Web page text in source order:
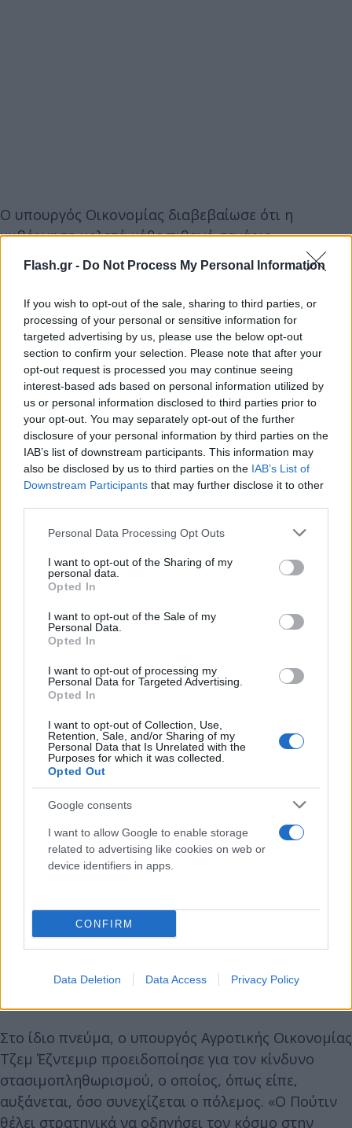
Flash.gr - Do Not Process My Personal Information
If you wish to opt-out of the sale, sharing to third parties, or
processing of your personal or sensitive information for
targeted advertising by us, please use the below opt-out
section to confirm your selection. Please note that after your
opt-out request is processed you may continue seeing
interest-based ads based on personal information utilized by
us or personal information disclosed to third parties prior to
your opt-out. You may separately opt-out of the further
disclosure of your personal information by third parties on the
IAB’s list of downstream participants. This information may
also be disclosed by us to third parties on the IAB’s List of
Downstream Participants that may further disclose it to other
Please note that this website/app uses one or more Google
not limited to your visit or usage behaviour. You may click to
grant or deny consent to Google and its third-party tags to
use your data for below specified purposes in below Google
consent section.
Personal Data Processing Opt Outs
I want to opt-out of the Sharing of my
personal data.
Opted In
I want to opt-out of the Sale of my
Personal Data.
Opted In
I want to opt-out of processing my
Personal Data for Targeted Advertising.
Opted In
I want to opt-out of Collection, Use,
Retention, Sale, and/or Sharing of my
Personal Data that Is Unrelated with the
Purposes for which it was collected.
Opted Out
Google consents
I want to allow Google to enable storage
related to advertising like cookies on web or
device identifiers in apps.
CONFIRM
Data Deletion Data Access Privacy Policy
Ο υπουργός Οικονομίας διαβεβαίωσε ότι η
κυβέρνηση μελετά κάθε πιθανό σενάριο
προκειμένου να αποφευχθούν τα αναμενόμενα
προβλήματα, αλλά επανέλαβε την εκτίμησή του για
«άλματα τιμών» σε περίπτωση διακοπής της
προμήθειας. Το πρόβλημα είναι, εξήγησε, ότι το
ρωσικό πετρέλαιο θα πρέπει να αντικατασταθεί
από πιθανόν ακριβότερες εναλλακτικές, από άλλες
χώρες. Οι απαραίτητες μετατροπές και οι αλλαγές
των οδών μεταφοράς συνεπάγονται επιπλέον
εργασία και κόστος, καθιστώντας ακριβότερο τον
ανεφοδιασμό και τη θέρμανση, ανέφερε.
Στο ίδιο πνεύμα, ο υπουργός Αγροτικής Οικονομίας
Τζεμ Έζντεμιρ προειδοποίησε για τον κίνδυνο
στασιμοπληθωρισμού, ο οποίος, όπως είπε,
αυξάνεται, όσο συνεχίζεται ο πόλεμος. «Ο Πούτιν
θέλει στρατηγικά να οδηγήσει τον κόσμο στην